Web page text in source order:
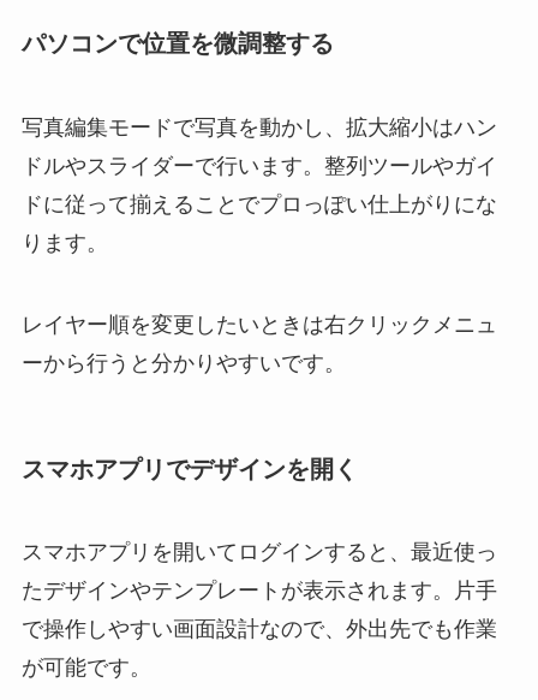
パソコンで位置を微調整する
写真編集モードで写真を動かし、拡大縮小はハン
ドルやスライダーで行います。整列ツールやガイ
ドに従って揃えることでプロっぽい仕上がりにな
ります。
レイヤー順を変更したいときは右クリックメニュ
ーから行うと分かりやすいです。
スマホアプリでデザインを開く
スマホアプリを開いてログインすると、最近使っ
たデザインやテンプレートが表示されます。片手
で操作しやすい画面設計なので、外出先でも作業
が可能です。